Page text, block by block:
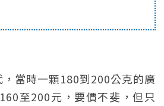
當時一顆180到200公克的廣
至200元，要價不斐，但只